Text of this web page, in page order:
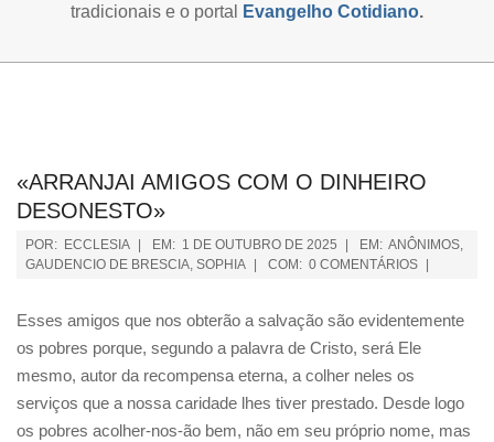
tradicionais e o portal Evangelho Cotidiano.
«ARRANJAI AMIGOS COM O DINHEIRO
DESONESTO»
POR: ECCLESIA EM: 1 DE OUTUBRO DE 2025 EM: ANÔNIMOS,
GAUDENCIO DE BRESCIA, SOPHIA COM: 0 COMENTÁRIOS
Esses amigos que nos obterão a salvação são evidentemente
os pobres porque, segundo a palavra de Cristo, será Ele
mesmo, autor da recompensa eterna, a colher neles os
serviços que a nossa caridade lhes tiver prestado. Desde logo
os pobres acolher-nos-ão bem, não em seu próprio nome, mas